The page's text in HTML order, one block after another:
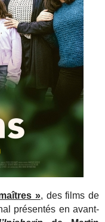
», des films de
présentés en avant-